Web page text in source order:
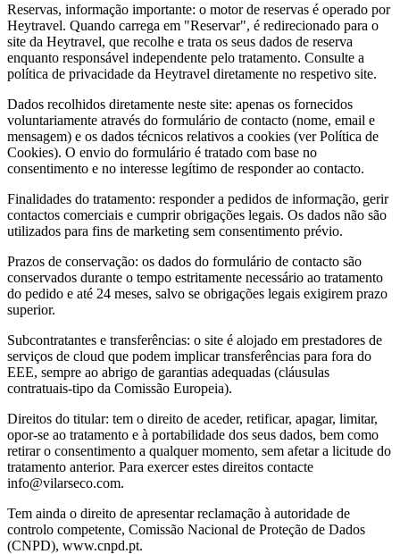
Reservas, informação importante: o motor de reservas é operado por
Heytravel. Quando carrega em "Reservar", é redirecionado para o
site da Heytravel, que recolhe e trata os seus dados de reserva
enquanto responsável independente pelo tratamento. Consulte a
política de privacidade da Heytravel diretamente no respetivo site.
Dados recolhidos diretamente neste site: apenas os fornecidos
voluntariamente através do formulário de contacto (nome, email e
mensagem) e os dados técnicos relativos a cookies (ver Política de
Cookies). O envio do formulário é tratado com base no
consentimento e no interesse legítimo de responder ao contacto.
Finalidades do tratamento: responder a pedidos de informação, gerir
contactos comerciais e cumprir obrigações legais. Os dados não são
utilizados para fins de marketing sem consentimento prévio.
Prazos de conservação: os dados do formulário de contacto são
conservados durante o tempo estritamente necessário ao tratamento
do pedido e até 24 meses, salvo se obrigações legais exigirem prazo
superior.
Subcontratantes e transferências: o site é alojado em prestadores de
serviços de cloud que podem implicar transferências para fora do
EEE, sempre ao abrigo de garantias adequadas (cláusulas
contratuais-tipo da Comissão Europeia).
Direitos do titular: tem o direito de aceder, retificar, apagar, limitar,
opor-se ao tratamento e à portabilidade dos seus dados, bem como
retirar o consentimento a qualquer momento, sem afetar a licitude do
tratamento anterior. Para exercer estes direitos contacte
info@vilarseco.com.
Tem ainda o direito de apresentar reclamação à autoridade de
controlo competente, Comissão Nacional de Proteção de Dados
(CNPD), www.cnpd.pt.